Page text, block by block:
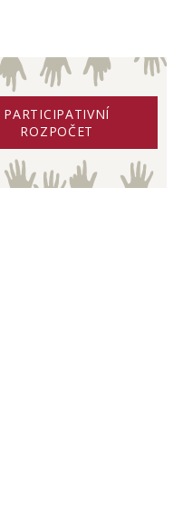
PARTICIPATIVNÍ
ROZPOČET